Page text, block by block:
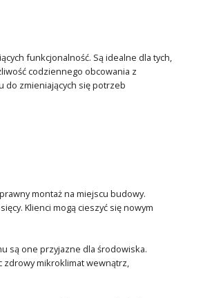
funkcjonalność. Są idealne dla tych,
codziennego obcowania z
do zmieniających się potrzeb
montaż na miejscu budowy.
Klienci mogą cieszyć się nowym
są one przyjazne dla środowiska.
zdrowy mikroklimat wewnątrz,